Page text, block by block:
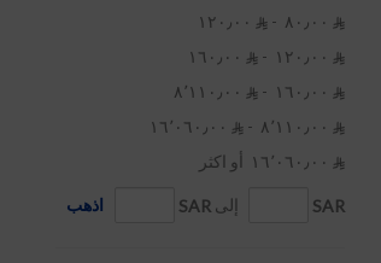









SAR إلى SAR اذهب